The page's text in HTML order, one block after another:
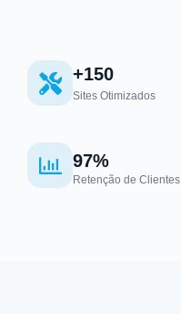
+150
Sites Otimizados
97%
Retenção de Clientes